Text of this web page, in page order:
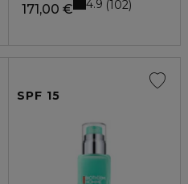
171,00 € 4.9 102
SPF 15